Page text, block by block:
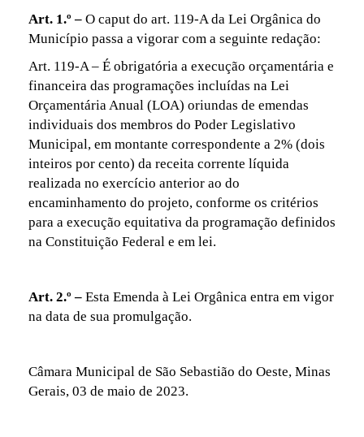
Art. 1.º – O caput do art. 119-A da Lei Orgânica do
Município passa a vigorar com a seguinte redação:
Art. 119-A – É obrigatória a execução orçamentária e
financeira das programações incluídas na Lei
Orçamentária Anual (LOA) oriundas de emendas
individuais dos membros do Poder Legislativo
Municipal, em montante correspondente a 2% (dois
inteiros por cento) da receita corrente líquida
realizada no exercício anterior ao do
encaminhamento do projeto, conforme os critérios
para a execução equitativa da programação definidos
na Constituição Federal e em lei.
Art. 2.º – Esta Emenda à Lei Orgânica entra em vigor
na data de sua promulgação.
Câmara Municipal de São Sebastião do Oeste, Minas
Gerais, 03 de maio de 2023.